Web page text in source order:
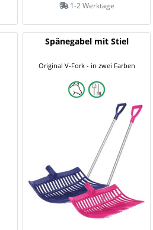
1-2 Werktage
Spänegabel mit Stiel
Original V-Fork - in zwei Farben